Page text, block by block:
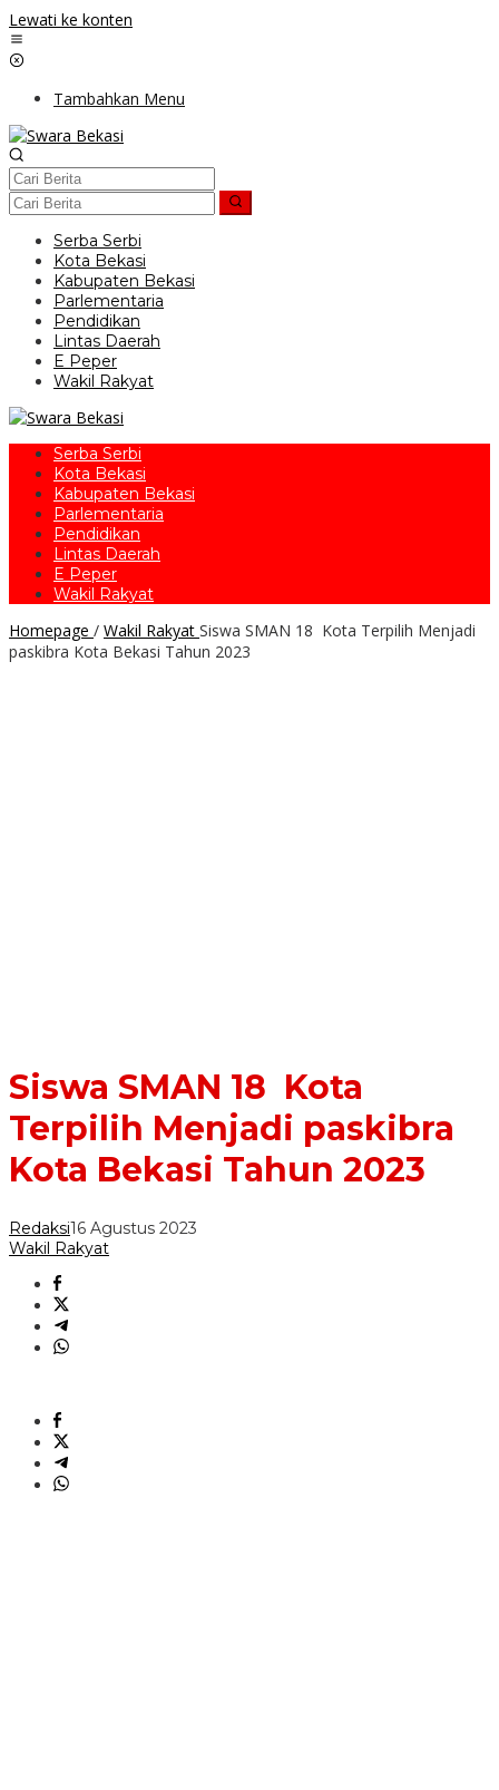
Lewati ke konten
Tambahkan Menu
Serba Serbi
Kota Bekasi
Kabupaten Bekasi
Parlementaria
Pendidikan
Lintas Daerah
E Peper
Wakil Rakyat
Serba Serbi
Kota Bekasi
Kabupaten Bekasi
Parlementaria
Pendidikan
Lintas Daerah
E Peper
Wakil Rakyat
Homepage / Wakil Rakyat Siswa SMAN 18 Kota Terpilih Menjadi
paskibra Kota Bekasi Tahun 2023
Siswa SMAN 18 Kota
Terpilih Menjadi paskibra
Kota Bekasi Tahun 2023
Redaksi16 Agustus 2023
Wakil Rakyat